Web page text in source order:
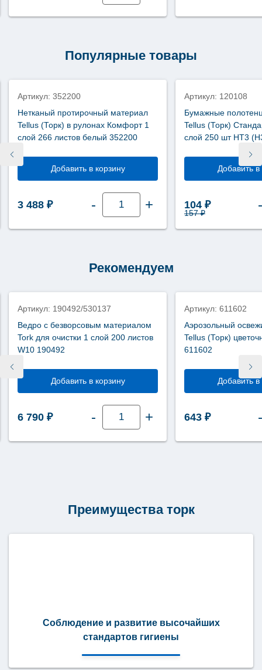
полотенца
листовые
2
слоя
шт
Популярные товары
Артикул: 352200
Нетканый протирочный материал
Tellus (Торк) в рулонах Комфорт 1
слой 266 листов белый 352200
Добавить в корзину
3 488 ₽ -
Количество
товара
протирочный
материал
Комфорт
266
белый
+
Артикул: 120108
Бумажные
Tellus (Торк)
слой 250 шт НТ3
Добавить в
157₽
104 ₽Текущая -
Рекомендуем
Артикул: 190492/530137
Ведро с безворсовым материалом
Tork для очистки 1 слой 200 листов
W10 190492
Добавить в корзину
6 790 ₽ -
Количество
товара
с
безворсовым
листов
W10
+
Артикул: 611602
Аэрозольный
Tellus (Торк)
611602
Добавить в
643 ₽ -
Преимущества торк
Соблюдение и развитие высочайших
стандартов гигиены